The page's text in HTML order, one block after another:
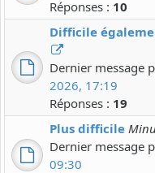
Réponses : 10
Difficile
Dernier message
2026, 17:19
Réponses : 19
Plus difficile
Dernier message
09:30